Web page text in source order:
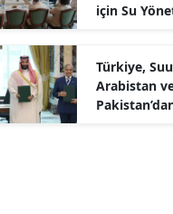
için Su
Türkiye,
Arabistan